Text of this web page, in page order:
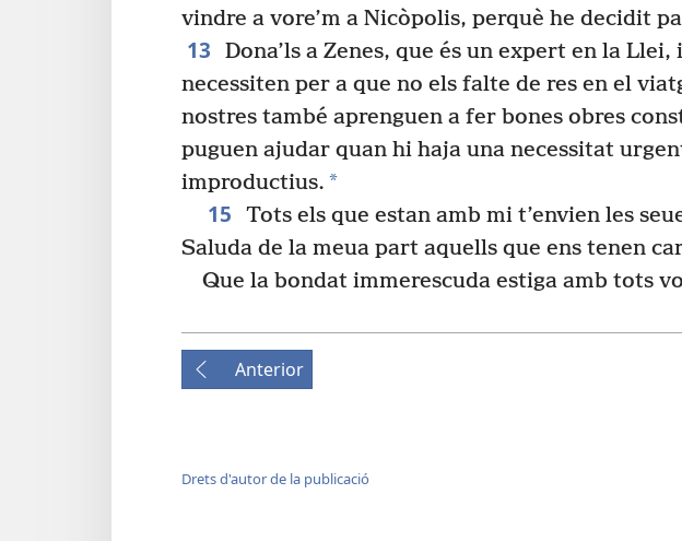
vindre a vore’m a Nicòpolis, perquè he decidit
13
Dona’ls a Zenes, que és un expert en la Llei,
necessiten per a que no els falte de res en el
nostres també aprenguen a fer bones obres
puguen ajudar quan hi haja una necessitat
improductius. *
15
Tots els que estan amb mi t’envien les
Saluda de la meua part aquells que ens tenen
Que la bondat immerescuda estiga amb tots
Anterior
Drets d'autor de la publicació